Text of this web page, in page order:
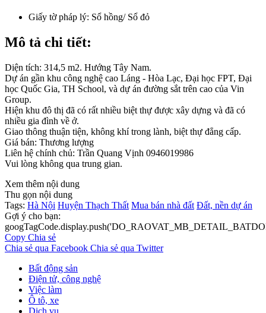
Giấy tờ pháp lý: Sổ hồng/ Sổ đỏ
Mô tả chi tiết:
Diện tích: 314,5 m2. Hướng Tây Nam.
Dự án gần khu công nghệ cao Láng - Hòa Lạc, Đại học FPT, Đại
học Quốc Gia, TH School, và dự án đường sắt trên cao của Vin
Group.
Hiện khu đô thị đã có rất nhiều biệt thự được xây dựng và đã có
nhiều gia đình về ở.
Giao thông thuận tiện, không khí trong lành, biệt thự đẳng cấp.
Giá bán: Thương lượng
Liên hệ chính chủ: Trần Quang Vịnh 0946019986
Vui lòng không qua trung gian.
Xem thêm nội dung
Thu gọn nội dung
Tags: Hà Nội Huyện Thạch Thất Mua bán nhà đất Đất, nền dự án
Gợi ý cho bạn:
Copy Chia sẻ
Chia sẻ qua Facebook Chia sẻ qua Twitter
Bất động sản
Điện tử, công nghệ
Việc làm
Ô tô, xe
Dịch vụ